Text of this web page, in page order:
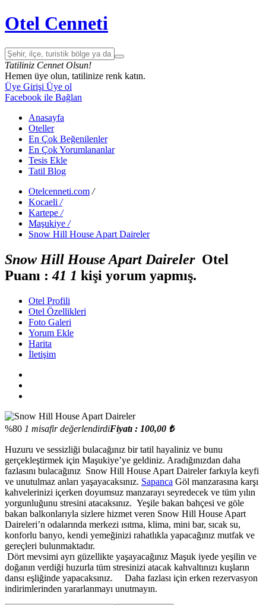
Otel Cenneti
Tatiliniz Cennet Olsun!
Hemen üye olun, tatilinize renk katın.
Üye Girişi Üye ol
Facebook ile Bağlan
Anasayfa
Oteller
En Çok Beğenilenler
En Çok Yorumlananlar
Tesis Ekle
Tatil Blog
Otelcenneti.com /
Kocaeli /
Kartepe /
Maşukiye /
Snow Hill House Apart Daireler
Snow Hill House Apart DairelerOtel
Puanı :41 1 kişi yorum yapmış.
Otel Profili
Otel Özellikleri
Foto Galeri
Yorum Ekle
Harita
İletişim
%80 1 misafir değerlendirdiFiyatı : 100,00 ₺
Huzuru ve sessizliği bulacağınız bir tatil hayaliniz ve bunu
gerçekleştirmek için Maşukiye’ye geldiniz. Aradığınızdan daha
fazlasını bulacağınız Snow Hill House Apart Daireler farkıyla keyfi
ve unutulmaz anları yaşayacaksınız. Sapanca Göl manzarasına karşı
kahvelerinizi içerken doyumsuz manzarayı seyredecek ve tüm yılın
yorgunluğunu stresini atacaksınız. Yeşile bakan bahçesi ve göle
bakan balkonlarıyla sizlere hizmet veren Snow Hill House Apart
Daireleri’n odalarında merkezi ısıtma, klima, mini bar, sıcak su,
konforlu banyo, kendi yemeğinizi rahatlıkla yapacağınız mutfak ve
gereçleri bulunmaktadır.
Dört mevsimi ayrı güzellikte yaşayacağınız Maşuk iyede yeşilin ve
doğanın verdiği huzurla tüm stresinizi atacak kahvaltınızı kuşların
dansı eşliğinde yapacaksınız. Daha fazlası için erken rezervasyon
indirimlerinden yararlanmayı unutmayın.